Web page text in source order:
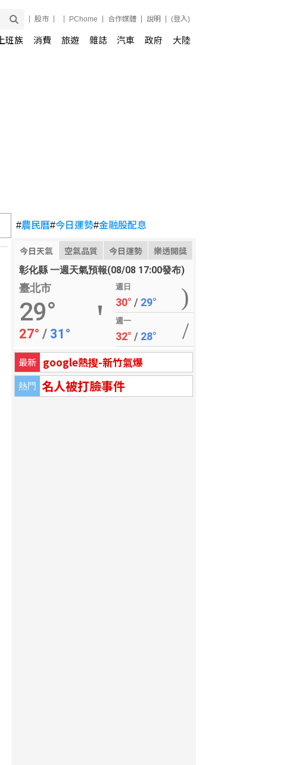
股市 PChome 合作媒體 說明 (登入)
上班族 消費 旅遊 雜誌 汽車 政府 大陸
#農民曆#今日運勢#金融股配息
今日天氣 空氣品質 今日運勢 樂透開獎
彰化縣 一週天氣預報(08/08 17:00發布)
臺北市
29°
27° / 31°
週日
30° / 29°
週一
32° / 28°
最新 google熱搜-新竹氣爆
熱門 名人被打臉事件